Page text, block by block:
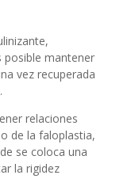
mantener
vez recuperada
relaciones
de la faloplastia,
se coloca una
la rigidez